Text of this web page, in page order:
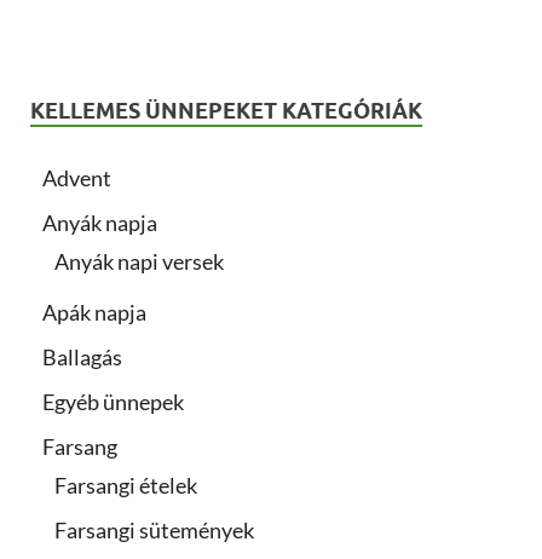
KELLEMES ÜNNEPEKET KATEGÓRIÁK
Advent
Anyák napja
Anyák napi versek
Apák napja
Ballagás
Egyéb ünnepek
Farsang
Farsangi ételek
Farsangi sütemények